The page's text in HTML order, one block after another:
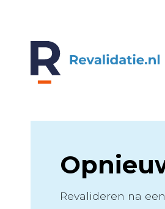
Revalideren na